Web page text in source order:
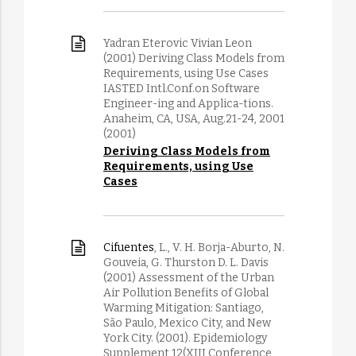
Yadran Eterovic Vivian Leon
(2001) Deriving Class Models from
Requirements, using Use Cases
IASTED Intl.Conf.on Software
Engineer-ing and Applica-tions.
Anaheim, CA, USA, Aug.21-24, 2001
(2001)
Deriving Class Models from
Requirements, using Use
Cases
Cifuentes, L., V. H. Borja-Aburto, N.
Gouveia, G. Thurston D. L. Davis
(2001) Assessment of the Urban
Air Pollution Benefits of Global
Warming Mitigation: Santiago,
São Paulo, Mexico City, and New
York City. (2001). Epidemiology
Supplement 12(XIII Conference